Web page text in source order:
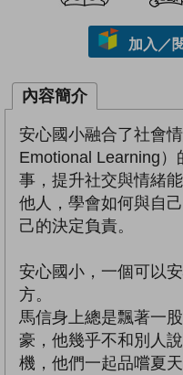
加入／
內容簡介
安心國小融合了社會
Emotional Learning
事，提升社交與情緒
他人，學會如何與自
己的決定負責。
安心國小，一個可以
方。
馬信身上總是飄著一
豪，他幾乎不和別人
機，他們一起品嚐夏